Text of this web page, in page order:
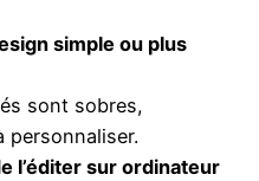
simple ou plus
sont sobres,
personnaliser.
l’éditer sur ordinateur